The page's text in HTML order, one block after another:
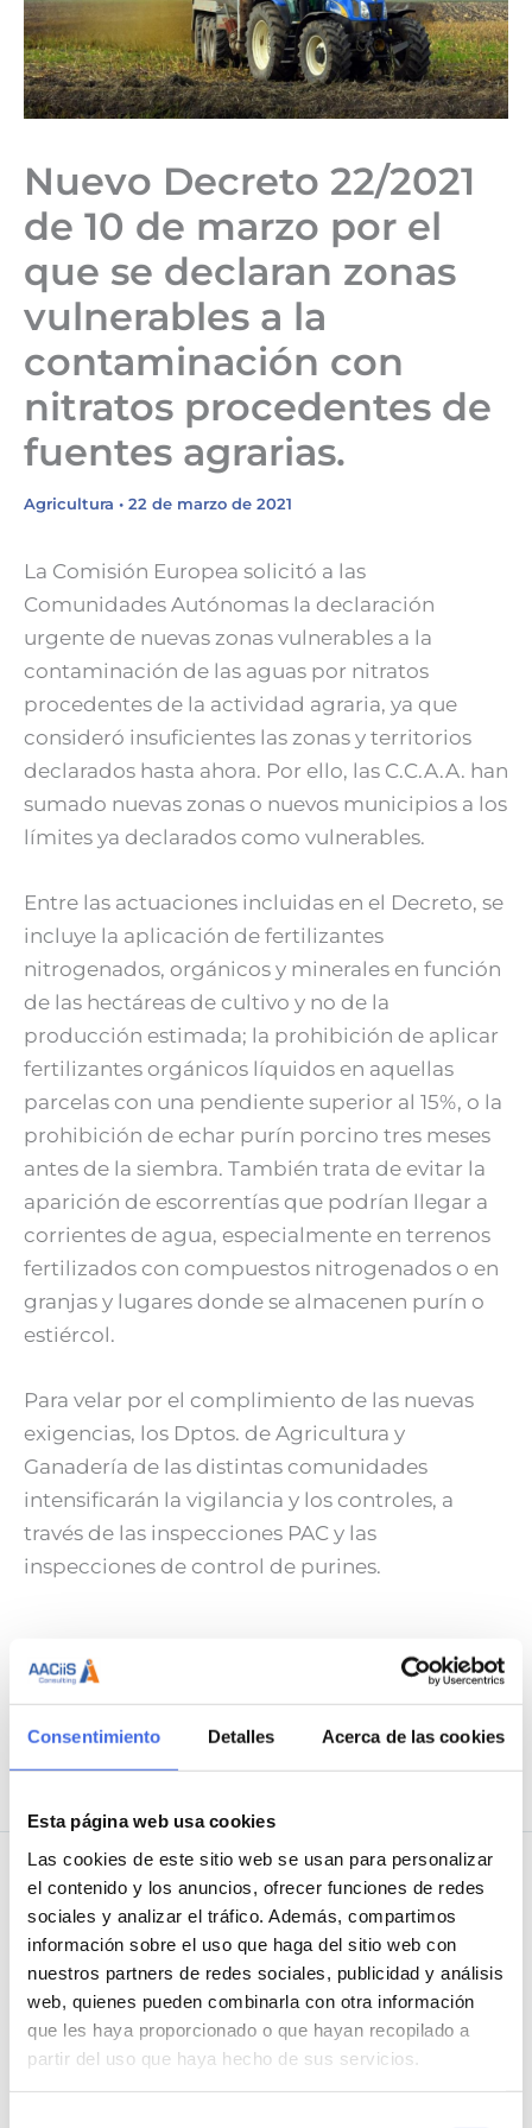
Consentimiento Detalles Acerca de las cookies
Esta página web usa cookies
Las cookies de este sitio web se usan para personalizar
el contenido y los anuncios, ofrecer funciones de redes
sociales y analizar el tráfico. Además, compartimos
información sobre el uso que haga del sitio web con
nuestros partners de redes sociales, publicidad y análisis
web, quienes pueden combinarla con otra información
que les haya proporcionado o que hayan recopilado a
partir del uso que haya hecho de sus servicios.
Nuevo Decreto 22/2021
de 10 de marzo por el
que se declaran zonas
vulnerables a la
contaminación con
nitratos procedentes de
fuentes agrarias.
Agricultura • 22 de marzo de 2021
La Comisión Europea solicitó a las
Comunidades Autónomas la declaración
urgente de nuevas zonas vulnerables a la
contaminación de las aguas por nitratos
procedentes de la actividad agraria, ya que
consideró insuficientes las zonas y territorios
declarados hasta ahora. Por ello, las C.C.A.A. han
sumado nuevas zonas o nuevos municipios a los
límites ya declarados como vulnerables.
Entre las actuaciones incluidas en el Decreto, se
incluye la aplicación de fertilizantes
nitrogenados, orgánicos y minerales en función
de las hectáreas de cultivo y no de la
producción estimada; la prohibición de aplicar
fertilizantes orgánicos líquidos en aquellas
parcelas con una pendiente superior al 15%, o la
prohibición de echar purín porcino tres meses
antes de la siembra. También trata de evitar la
aparición de escorrentías que podrían llegar a
corrientes de agua, especialmente en terrenos
fertilizados con compuestos nitrogenados o en
granjas y lugares donde se almacenen purín o
estiércol.
Para velar por el complimiento de las nuevas
exigencias, los Dptos. de Agricultura y
Ganadería de las distintas comunidades
intensificarán la vigilancia y los controles, a
través de las inspecciones PAC y las
inspecciones de control de purines.
Relacionado